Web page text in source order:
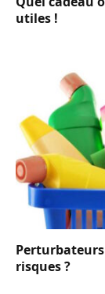
utiles !
risques ?